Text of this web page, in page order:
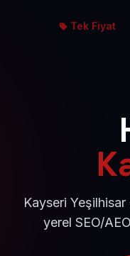
Tek Fiyat
Kayseri
yerel SEO/